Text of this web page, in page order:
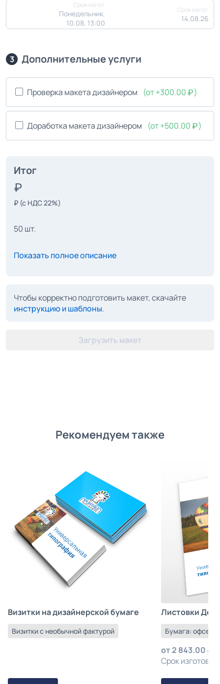
Срок изгот.
Понедельник,
10.08, 13:00
Срок изгот.
14.08.26
3 Дополнительные услуги
Проверка макета дизайнером (от +300.00 )
Доработка макета дизайнером (от +500.00 )
Итог
₽ (с НДС 22%)
50 шт.
Показать полное описание
Чтобы корректно подготовить макет, скачайте
инструкцию и шаблоны.
Загрузить макет
Рекомендуем также
Визитки на дизайнерской бумаге
Визитки с необычной фактурой
Листовки
Бумага:
от2 843.00
Срок